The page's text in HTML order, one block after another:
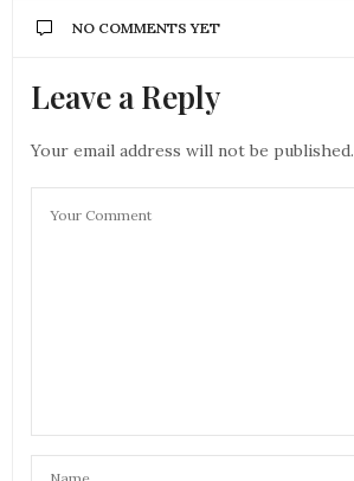
NO COMMENTS YET
Leave a Reply
Your email address will not be published.